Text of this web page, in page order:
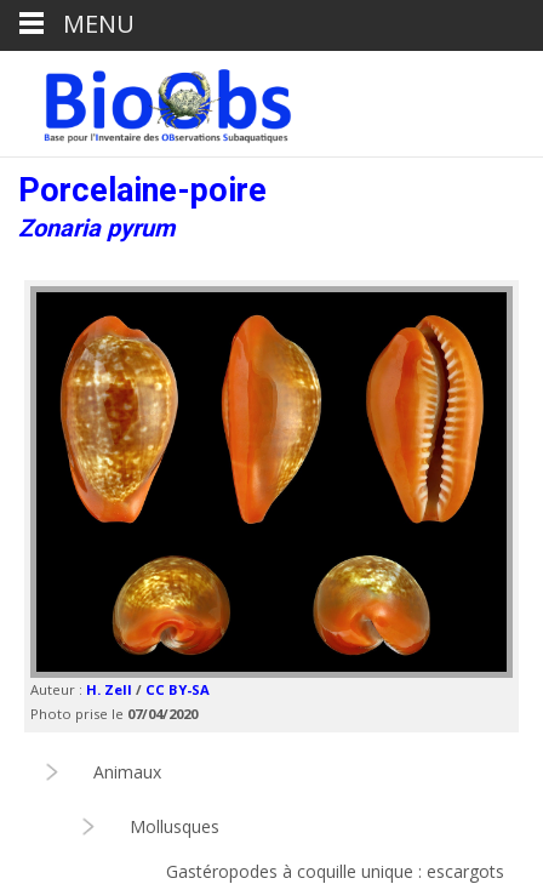
Porcelaine-poire
Zonaria pyrum
Auteur : H. Zell / CC BY-SA
Photo prise le 07/04/2020
Animaux
Mollusques
Gastéropodes à coquille unique : escargots
MENU